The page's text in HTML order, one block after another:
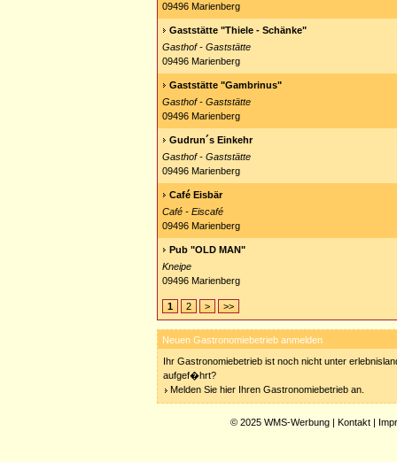
09496 Marienberg
Gaststätte "Thiele - Schänke"
Gasthof - Gaststätte
09496 Marienberg
Gaststätte "Gambrinus"
Gasthof - Gaststätte
09496 Marienberg
Gudrun´s Einkehr
Gasthof - Gaststätte
09496 Marienberg
Café Eisbär
Café - Eiscafé
09496 Marienberg
Pub "OLD MAN"
Kneipe
09496 Marienberg
1 2 > >>
Neuen Gastronomiebetrieb anmelden
Ihr Gastronomiebetrieb ist noch nicht unter
aufgef�hrt?
Melden Sie hier Ihren Gastronomiebetrieb an.
© 2025 WMS-Werbung | Kontakt |